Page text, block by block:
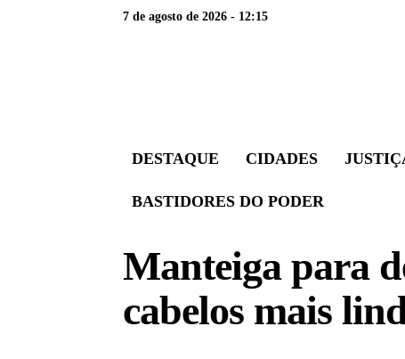
7 de agosto de 2026 - 12:15
DESTAQUE CIDADES
BASTIDORES DO PODER
Manteiga para
cabelos mais